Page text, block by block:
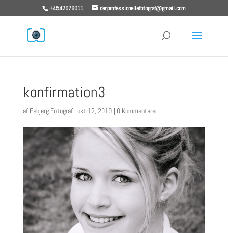
+4542679011 denprofessionellefotograf@gmail.com
konfirmation3
af Esbjerg Fotograf| okt 12, 2019| 0 Kommentarer